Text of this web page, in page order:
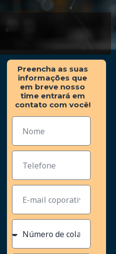
Preencha as suas
informações que
em breve nosso
time entrará em
contato com você!